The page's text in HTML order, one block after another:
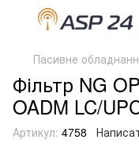
Пасивне
Фільтр NG
OADM LC/
Артикул: 4758